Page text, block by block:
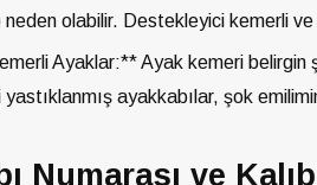
neden olabilir. Destekleyici kemerli
Ayaklar:** Ayak kemeri belirgin
yastıklanmış ayakkabılar, şok
Numarası ve